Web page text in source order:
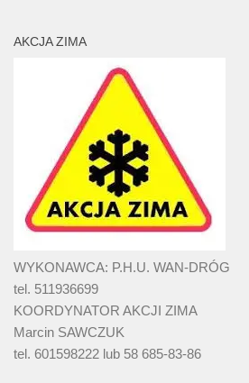
AKCJA ZIMA
WYKONAWCA: P.H.U. WAN-DRÓG
tel. 511936699
KOORDYNATOR AKCJI ZIMA
Marcin SAWCZUK
tel. 601598222 lub 58 685-83-86